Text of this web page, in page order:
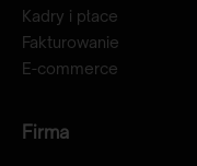
Kadry i płace
Fakturowanie
E-commerce
Firma